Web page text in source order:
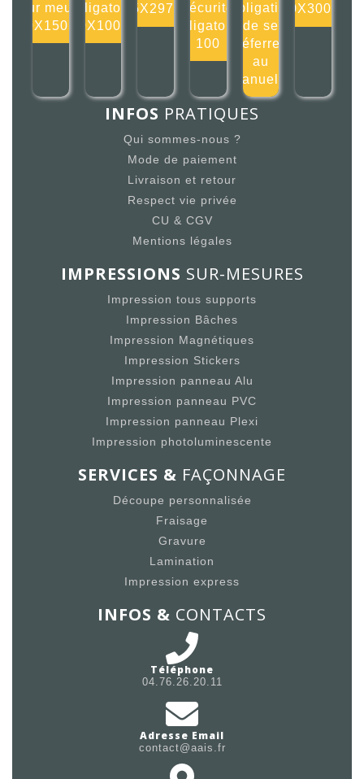
pour meuler
150X150mm
obligatoire
100X100mm
105X297mmsécurité
obligatoire
100
Obligation
de se
réferrer
au
manuel 2
300X300mm
INFOS PRATIQUES
Qui sommes-nous ?
Mode de paiement
Livraison et retour
Respect vie privée
CU & CGV
Mentions légales
IMPRESSIONS SUR-MESURES
Impression tous supports
Impression Bâches
Impression Magnétiques
Impression Stickers
Impression panneau Alu
Impression panneau PVC
Impression panneau Plexi
Impression photoluminescente
SERVICES & FAÇONNAGE
Découpe personnalisée
Fraisage
Gravure
Lamination
Impression express
INFOS & CONTACTS
Téléphone
04.76.26.20.11
Adresse Email
contact@aais.fr